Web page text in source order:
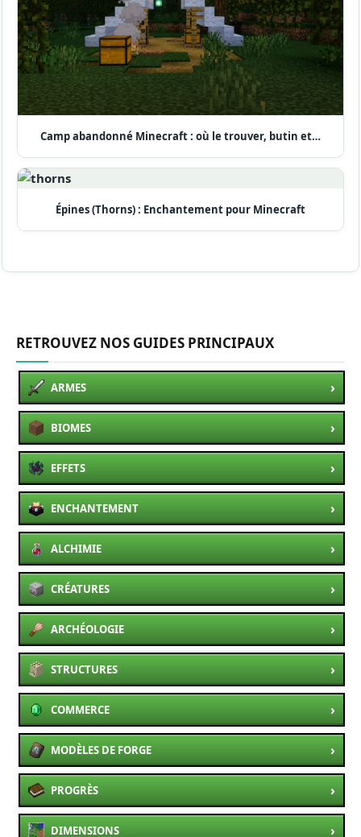
Camp abandonné Minecraft : où le trouver, butin et…
Épines (Thorns) : Enchantement pour Minecraft
RETROUVEZ NOS GUIDES PRINCIPAUX
ARMES ›
BIOMES ›
EFFETS ›
ENCHANTEMENT ›
ALCHIMIE ›
CRÉATURES ›
ARCHÉOLOGIE ›
STRUCTURES ›
COMMERCE ›
MODÈLES DE FORGE ›
PROGRÈS ›
DIMENSIONS ›